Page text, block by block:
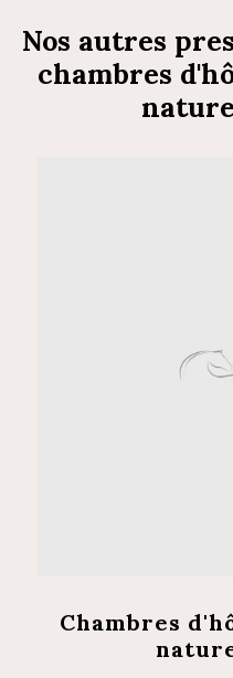
Nos autres
chambres
Chambres